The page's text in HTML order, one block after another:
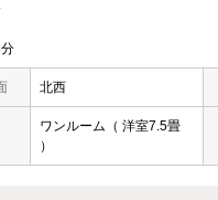
北西
ワンルーム（ 洋室7.5畳
）